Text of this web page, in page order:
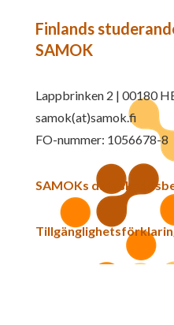
Finlands
SAMOK
Lappbrinken 2 | 00180
samok(at)samok.fi
FO-nummer: 1056678-8
SAMOKs